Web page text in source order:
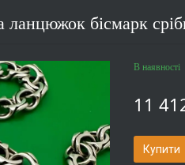
ланцюжок бісмарк
В наявності
11
Купити